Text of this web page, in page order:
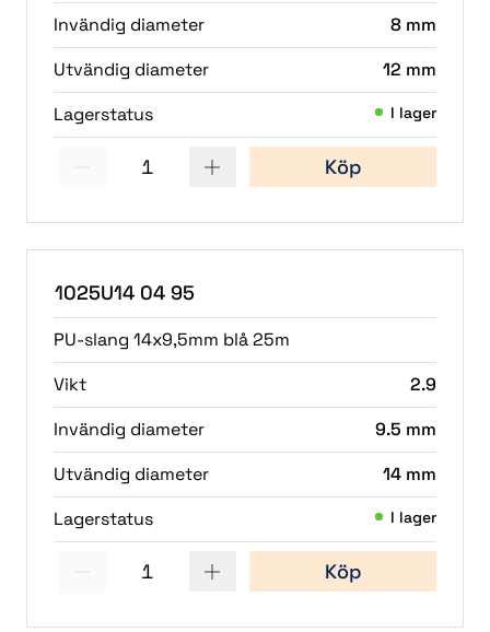
Invändig diameter
8 mm
Utvändig diameter
12 mm
Lagerstatus
I lager
(2)
1 Köp
1025U14 04 95
PU-slang 14x9,5mm blå 25m
Vikt
2.9
Invändig diameter
9.5 mm
Utvändig diameter
14 mm
Lagerstatus
I lager
(1)
1 Köp